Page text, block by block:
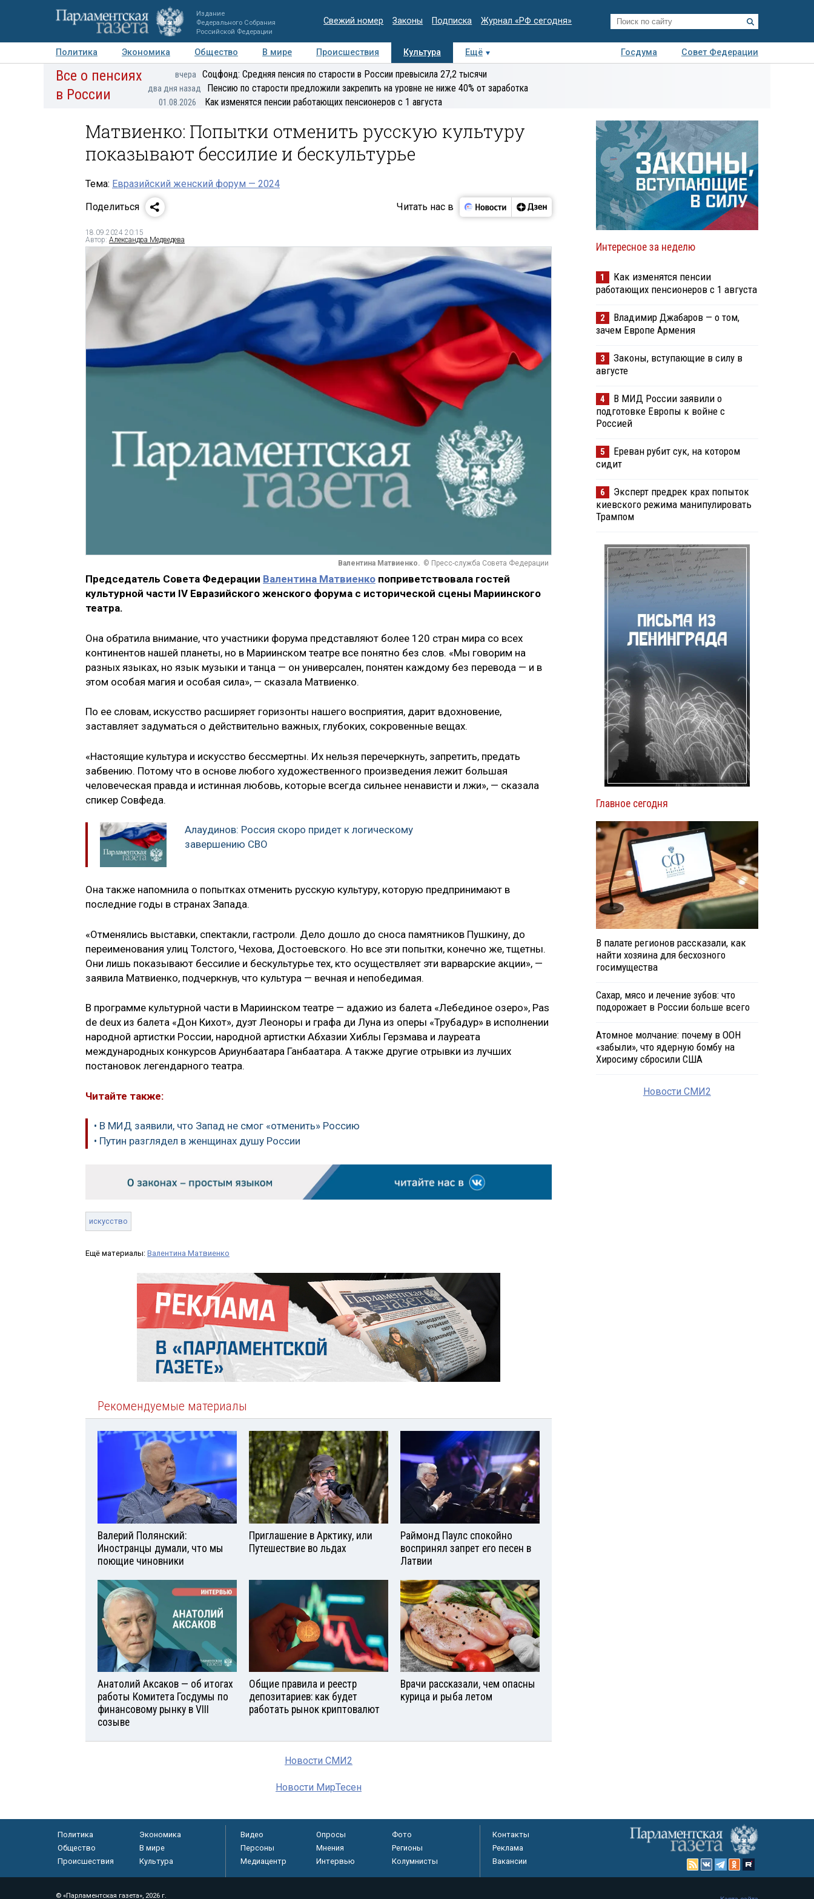
Издание
Федерального Собрания
Российской Федерации
Свежий номер Законы Подписка Журнал «РФ сегодня»
Политика Экономика Общество В мире Происшествия Культура Ещё Госдума
Совет Федерации
Авторы Персоны Мнения Регионы Медиацентр Интервью Колумнисты
экспертиза
Все о пенсиях
в России
вчера Соцфонд: Средняя пенсия по старости в России превысила 27,2 тысячи
два дня назад Пенсию по старости предложили закрепить на уровне не ниже 40% от заработка
01.08.2026 Как изменятся пенсии работающих пенсионеров с 1 августа
Матвиенко: Попытки отменить русскую культуру
показывают бессилие и бескультурье
Тема: Евразийский женский форум — 2024
Поделиться
Читать нас в
18.09.2024 20:15
Автор: Александра Медведева
Валентина Матвиенко. © Пресс-служба Совета Федерации
Председатель Совета Федерации Валентина Матвиенко поприветствовала гостей
культурной части IV Евразийского женского форума с исторической сцены Мариинского
театра.
Она обратила внимание, что участники форума представляют более 120 стран мира со всех
континентов нашей планеты, но в Мариинском театре все понятно без слов. «Мы говорим на
разных языках, но язык музыки и танца — он универсален, понятен каждому без перевода — и в
этом особая магия и особая сила», — сказала Матвиенко.
По ее словам, искусство расширяет горизонты нашего восприятия, дарит вдохновение,
заставляет задуматься о действительно важных, глубоких, сокровенные вещах.
«Настоящие культура и искусство бессмертны. Их нельзя перечеркнуть, запретить, предать
забвению. Потому что в основе любого художественного произведения лежит большая
человеческая правда и истинная любовь, которые всегда сильнее ненависти и лжи», — сказала
спикер Совфеда.
Алаудинов: Россия скоро придет к логическому
завершению СВО
Она также напомнила о попытках отменить русскую культуру, которую предпринимают в
последние годы в странах Запада.
«Отменялись выставки, спектакли, гастроли. Дело дошло до сноса памятников Пушкину, до
переименования улиц Толстого, Чехова, Достоевского. Но все эти попытки, конечно же, тщетны.
Они лишь показывают бессилие и бескультурье тех, кто осуществляет эти варварские акции», —
заявила Матвиенко, подчеркнув, что культура — вечная и непобедимая.
В программе культурной части в Мариинском театре — адажио из балета «Лебединое озеро», Pas
de deux из балета «Дон Кихот», дуэт Леоноры и графа ди Луна из оперы «Трубадур» в исполнении
народной артистки России, народной артистки Абхазии Хиблы Герзмава и лауреата
международных конкурсов Ариунбаатара Ганбаатара. А также другие отрывки из лучших
постановок легендарного театра.
Читайте также:
• В МИД заявили, что Запад не смог «отменить» Россию
• Путин разглядел в женщинах душу России
искусство
Ещё материалы: Валентина Матвиенко
Рекомендуемые материалы
Валерий Полянский:
Иностранцы думали, что мы
поющие чиновники
Приглашение в Арктику, или
Путешествие во льдах
Раймонд Паулс спокойно
воспринял запрет его песен в
Латвии
Анатолий Аксаков — об итогах
работы Комитета Госдумы по
финансовому рынку в VIII
созыве
Общие правила и реестр
депозитариев: как будет
работать рынок криптовалют
Врачи рассказали, чем опасны
курица и рыба летом
Новости СМИ2
Новости МирТесен
Интересное за неделю
1
Как изменятся пенсии
работающих пенсионеров с 1 августа
2
Владимир Джабаров — о том,
зачем Европе Армения
3
Законы, вступающие в силу в
августе
4
В МИД России заявили о
подготовке Европы к войне с
Россией
5
Ереван рубит сук, на котором
сидит
6
Эксперт предрек крах попыток
киевского режима манипулировать
Трампом
Главное сегодня
В палате регионов рассказали, как
найти хозяина для бесхозного
госимущества
Сахар, мясо и лечение зубов: что
подорожает в России больше всего
Атомное молчание: почему в ООН
«забыли», что ядерную бомбу на
Хиросиму сбросили США
Новости СМИ2
Политика
Экономика
Общество
В мире
Происшествия
Культура
Видео Опросы
Фото
Персоны
Мнения
Регионы
Медиацентр
Интервью Колумнисты
Контакты
Реклама
Вакансии
© «Парламентская газета», 2026 г.